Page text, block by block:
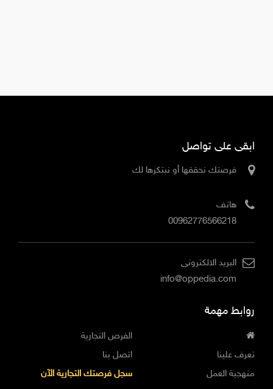
ابقى على تواصل
فرصتك نحققها أو نبتكرها لك
هاتف
00962776566218
البريد الالكترونى
info@oppedia.com
روابط مهمة
تعرف علينا
منهجية العمل
الفرص التجارية
اتصل بنا
سجل فرصتك التجارية الآن